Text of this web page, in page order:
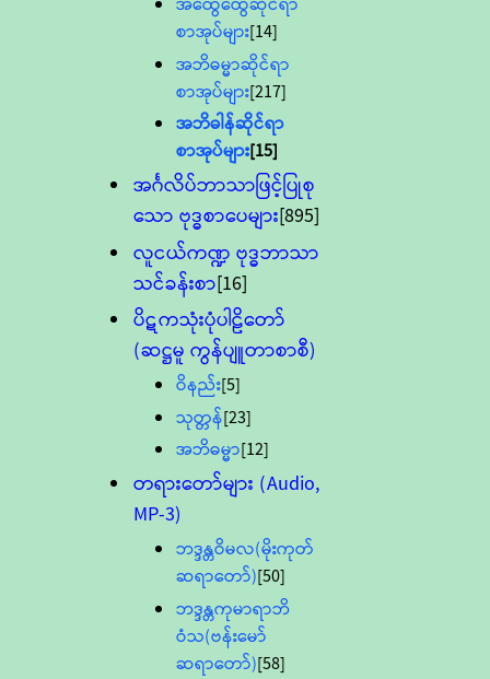
စာအုပ်များ[14]
အဘိဓမ္မာဆိုင်ရာ
စာအုပ်များ[217]
အဘိဓါန်ဆိုင်ရာ
စာအုပ်များ[15]
အင်္ဂလိပ်ဘာသာဖြင့်ပြုစု
သော ဗုဒ္ဓစာပေများ[895]
လူငယ်ကဏ္ဍ ဗုဒ္ဓဘာသာ
သင်ခန်းစာ[16]
ပိဋကသုံးပုံပါဠိတော်
(ဆဋ္ဌမူ ကွန်ပျူတာစာစီ)
ဝိနည်း[5]
သုတ္တန်[23]
အဘိဓမ္မာ[12]
တရားတော်များ (Audio,
MP-3)
ဘဒ္ဒန္တဝိမလ(မိုးကုတ်
ဆရာတော်)[50]
ဘဒ္ဒန္တကုမာရာဘိ
ဝံသ(ဗန်းမော်
ဆရာတော်)[58]